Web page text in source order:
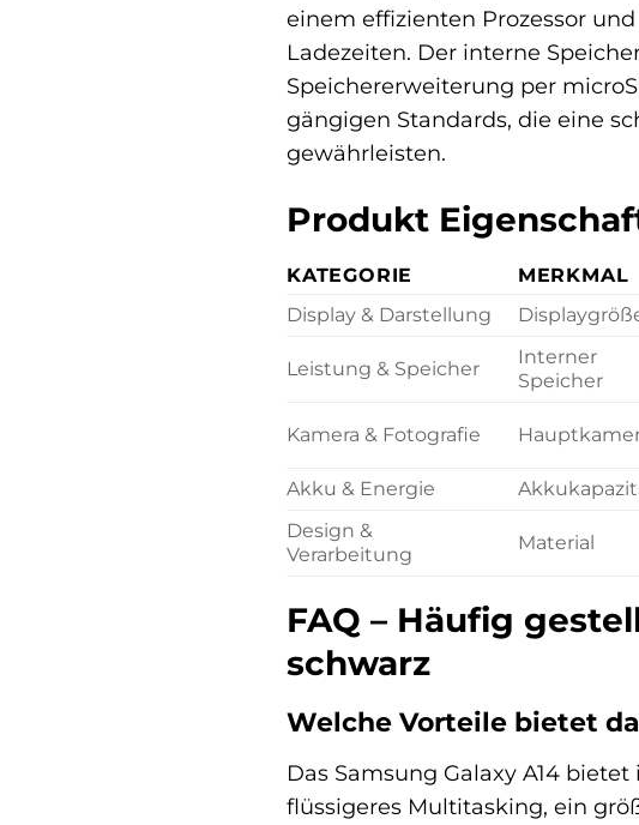
einem effizienten Prozessor
Ladezeiten. Der interne
Speichererweiterung per
gängigen Standards, die eine
gewährleisten.
Produkt
KATEGORIE MERKMAL
Display & Darstellung
Leistung & Speicher
Interner
Speicher
Kamera & Fotografie
Akku & Energie
Design &
Verarbeitung
Material
FAQ – Häufig
schwarz
Welche Vorteile bietet
Das Samsung Galaxy A14
flüssigeres Multitasking, ein